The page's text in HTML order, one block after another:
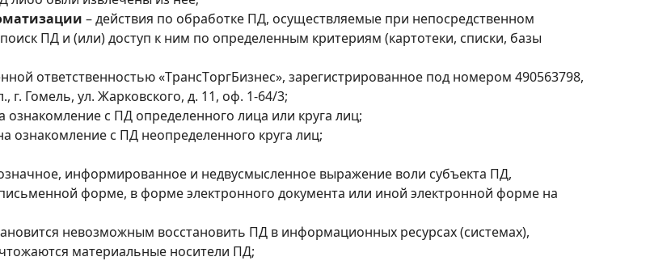
– действия по обработке ПД, осуществляемые при непосредственном
ПД и (или) доступ к ним по определенным критериям (картотеки, списки, базы
ответственностью «TрaнcТopгБизнec», зарегистрированное под номером 490563798,
г. Гомель, ул. Жарковского, д. 11, оф. 1-64/3;
ознакомление с ПД определенного лица или круга лиц;
ознакомление с ПД неопределенного круга лиц;
информированное и недвусмысленное выражение воли субъекта ПД,
форме, в форме электронного документа или иной электронной форме на
невозможным восстановить ПД в информационных ресурсах (системах),
материальные носители ПД;